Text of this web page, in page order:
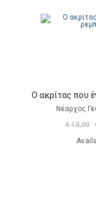
Ο ακρίτας που
Νέαρχος
€ 13,00